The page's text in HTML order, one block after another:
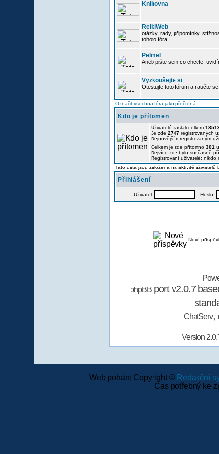
Knihovna
ReikiWeb
otázky, rady, připomínky,
tohoto fóra
Pelmel
Aneb pište sem co chcete,
Vyzkoušejte si
Otestujte toto fórum a naučte
Označit všechna fóra jako přečtená
Kdo je přítomen
Uživatelé zaslali celkem
Je zde 2747 registrovaných
Nejnovějším registrovaným
Celkem je zde přítomno 301
Nejvíce zde bylo současně
Registrovaní uživatelé: nikdo
Tato data jsou založena na aktivitě uživatelů
Přihlášení
Uživatel: Heslo:
Nové
phpBBport v2.0.7
ChatServ,
Version
Web pohání Copyright © Redakční
Čas potřebný ke